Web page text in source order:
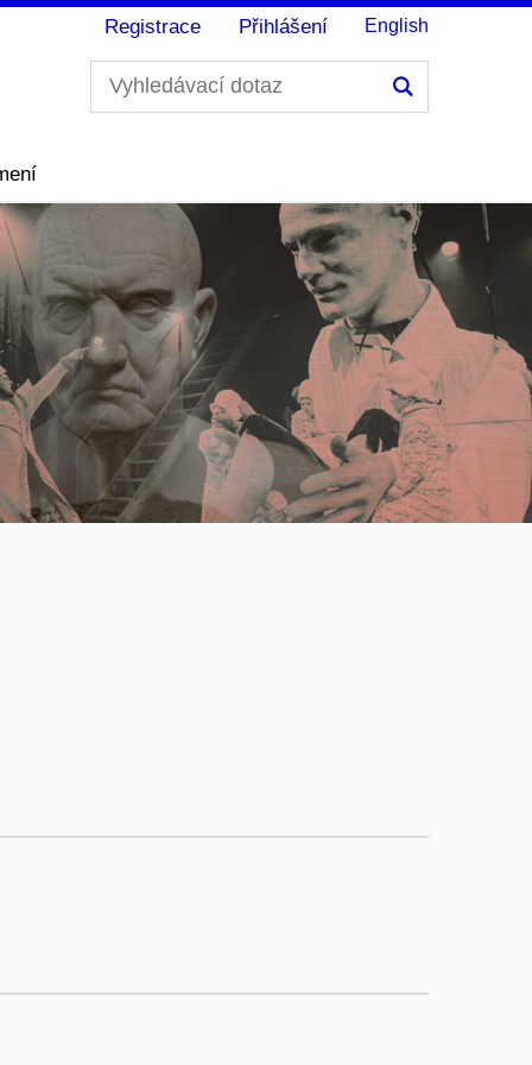
Registrace Přihlášení English